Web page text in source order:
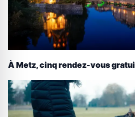
À Metz, cinq rendez-vous